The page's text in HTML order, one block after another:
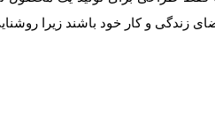
زندگی و کار خود باشند زیرا